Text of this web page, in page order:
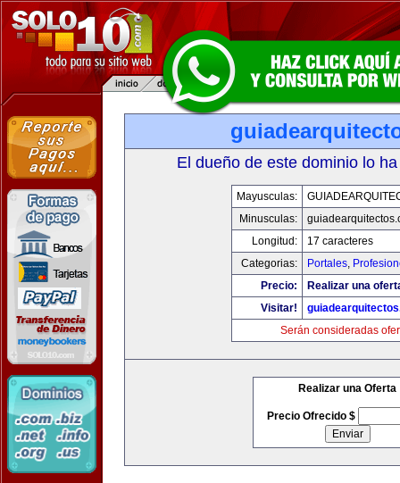
El dueño de este dominio lo
Mayusculas:
Minusculas:
Longitud:
17 caracteres
Categorias:
Portales,
Precio:
Realizar una
Visitar!
Serán consideradas
Realizar una Oferta
Precio Ofrecido $